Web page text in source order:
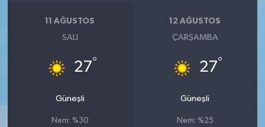
11 AĞUSTOS
SALI
27°
Güneşli
Nem: %30
12 AĞUSTOS
ÇARŞAMBA
27°
Güneşli
Nem: %25